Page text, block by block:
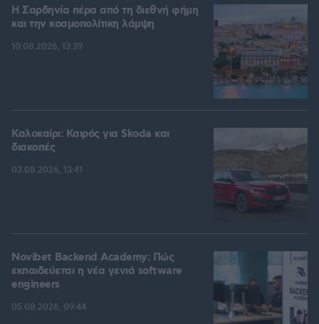
Η Σαρδηνία πέρα από τη διεθνή φήμη
και την κοσμοπολίτικη λάμψη
10.08.2026, 13:39
Καλοκαίρι: Καιρός για Skoda και
διακοπές
03.08.2026, 13:41
Novibet Backend Academy: Πώς
εκπαιδεύεται η νέα γενιά software
engineers
05.08.2026, 09:44